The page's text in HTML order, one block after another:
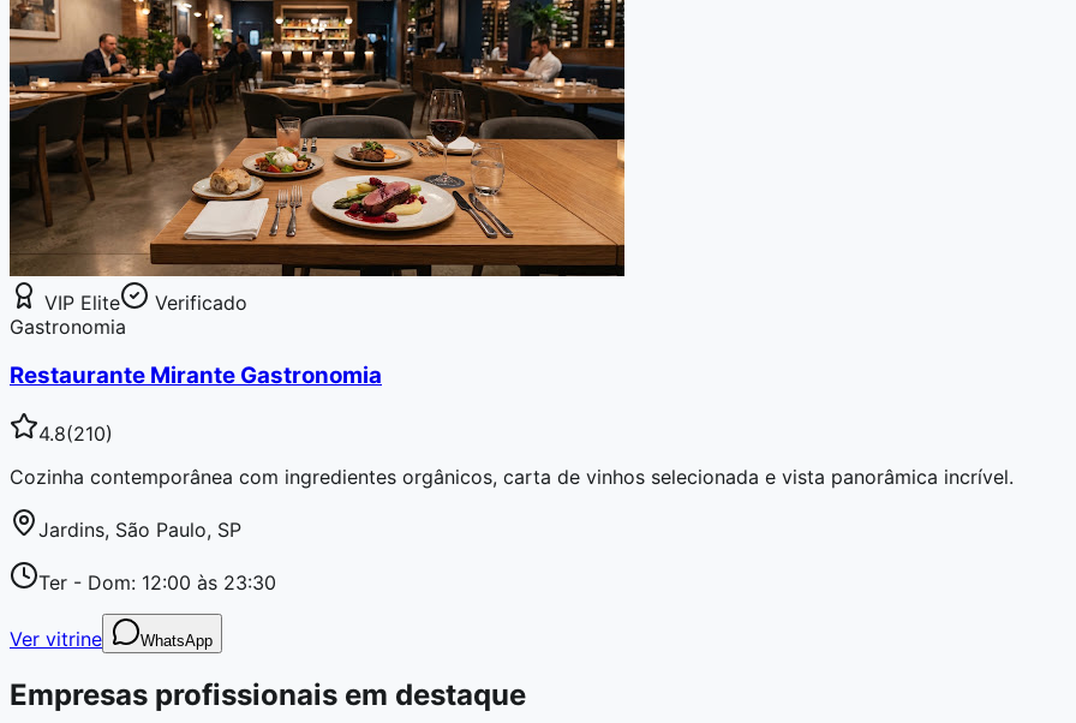
VIP Elite
Verificado
Gastronomia
Restaurante Mirante Gastronomia
4.8(210)
Cozinha contemporânea com ingredientes orgânicos, carta de vinhos selecionada e vista panorâmica incrível.
Jardins, São Paulo, SP
Ter - Dom: 12:00 às 23:30
Ver vitrine WhatsApp
Empresas profissionais em destaque